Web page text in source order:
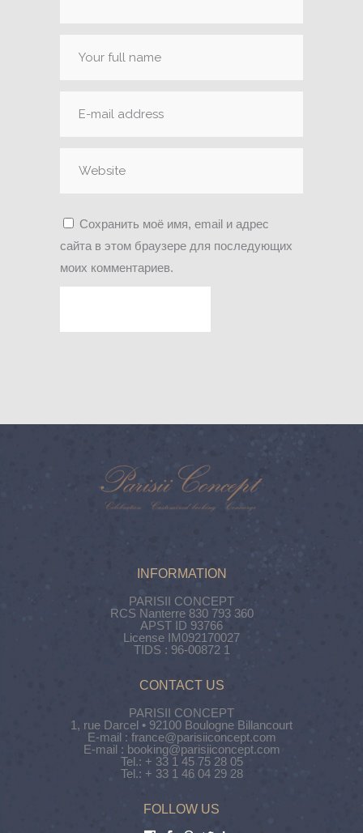
Сохранить моё имя, email и адрес
сайта в этом браузере для последующих
моих комментариев.
INFORMATION
PARISII CONCEPT
RCS Nanterre 830 793 360
APST ID 93766
License IM092170027
TIDS : 96-00872 1
CONTACT US
PARISII CONCEPT
1, rue Darcel • 92100 Boulogne Billancourt
E-mail : france@parisiiconcept.com
E-mail : booking@parisiiconcept.com
Tel.: + 33 1 45 75 28 05
Tel.: + 33 1 46 04 29 28
FOLLOW US